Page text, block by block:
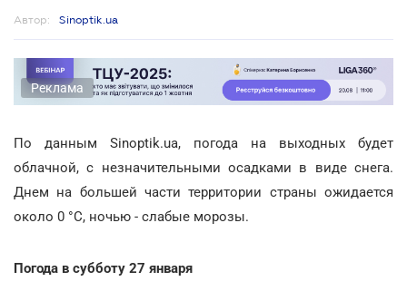
Автор: Sinoptik.ua
Реклама
По данным Sinoptik.ua, погода на выходных будет
облачной, с незначительными осадками в виде снега.
Днем на большей части территории страны ожидается
около 0 °С, ночью - слабые морозы.
Погода в субботу 27 января